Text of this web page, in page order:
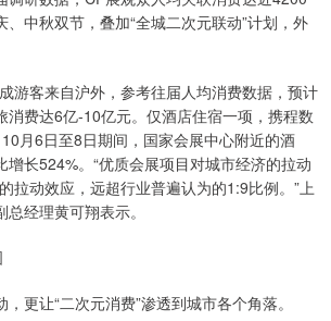
、中秋双节，叠加“全城二次元联动”计划，外
游客来自沪外，参考往届人均消费数据，预计
消费达6亿-10亿元。仅酒店住宿一项，携程数
月6日至8日期间，国家会展中心附近的酒
增长524%。“优质会展项目对城市经济的拉动
拉动效应，远超行业普遍认为的1:9比例。”上
经理黄可翔表示。
更让“二次元消费”渗透到城市各个角落。